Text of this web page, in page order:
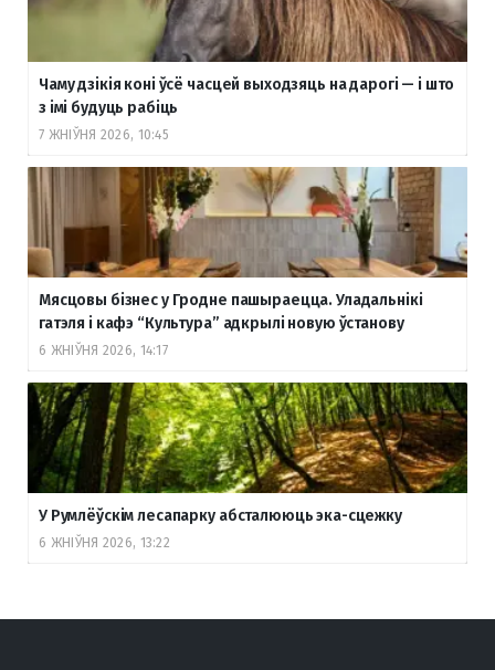
Чаму дзікія коні ўсё часцей выходзяць на дарогі — і што
з імі будуць рабіць
7 ЖНІЎНЯ 2026, 10:45
Мясцовы бізнес у Гродне пашыраецца. Уладальнікі
гатэля і кафэ “Культура” адкрылі новую ўстанову
6 ЖНІЎНЯ 2026, 14:17
У Румлёўскім лесапарку абсталююць эка-сцежку
6 ЖНІЎНЯ 2026, 13:22